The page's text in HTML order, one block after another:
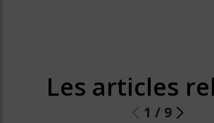
Les articles
1 / 9